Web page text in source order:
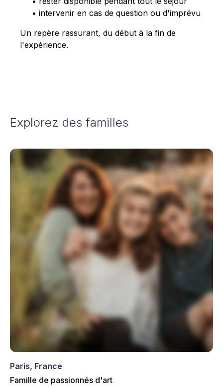
• intervenir en cas de question ou d'imprévu
Un repère rassurant, du début à la fin de
l'expérience.
Explorez des familles
Paris, France
Famille de passionnés d'art